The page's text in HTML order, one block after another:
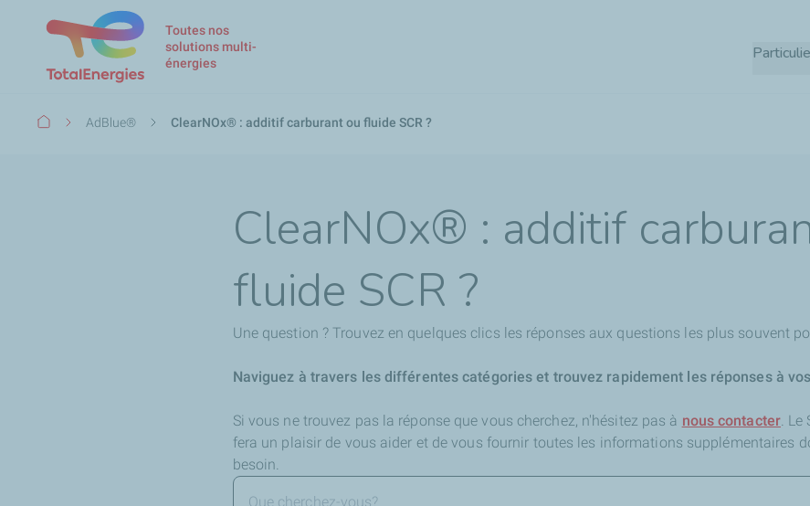
Toutes nos
solutions multi-
énergies
Fil
AdBlue® ClearNOx® : additif carburant ou fluide SCR ?
ClearNOx® : additif
fluide SCR ?
Une question ? Trouvez en quelques clics les réponses aux questions les plus souvent
Naviguez à travers les différentes catégories et trouvez rapidement les réponses à
Si vous ne trouvez pas la réponse que vous cherchez, n'hésitez pas à nous contacter. Le
fera un plaisir de vous aider et de vous fournir toutes les informations supplémentaires
besoin.